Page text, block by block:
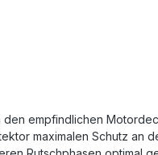
empfindlichen
maximalen Schutz